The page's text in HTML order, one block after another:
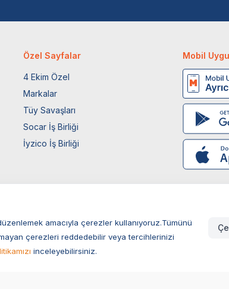
Özel Sayfalar
4 Ekim Özel
Markalar
Tüy Savaşları
Socar İş Birliği
İyzico İş Birliği
Mobil
amacıyla çerezler kullanıyoruz.Tümünü
çerezleri reddedebilir veya tercihlerinizi
inceleyebilirsiniz.